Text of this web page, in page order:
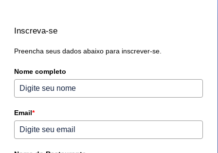
Inscreva-se
Preencha seus dados abaixo para inscrever-se.
Nome completo
Email*